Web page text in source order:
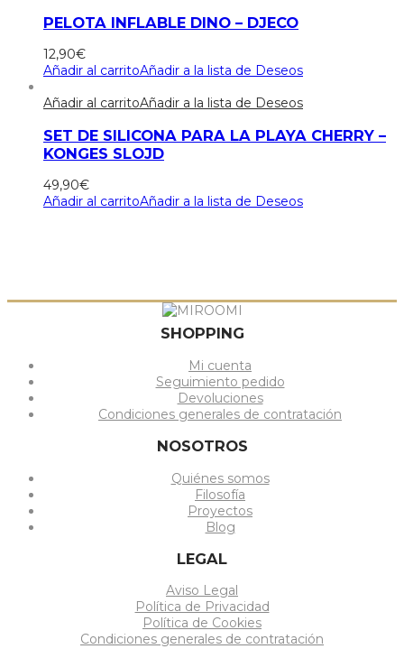
PELOTA INFLABLE DINO – DJECO
12,90€
Añadir al carritoAñadir a la lista de Deseos
Añadir al carritoAñadir a la lista de Deseos
SET DE SILICONA PARA LA PLAYA CHERRY –
KONGES SLOJD
49,90€
Añadir al carritoAñadir a la lista de Deseos
SHOPPING
Mi cuenta
Seguimiento pedido
Devoluciones
Condiciones generales de contratación
NOSOTROS
Quiénes somos
Filosofía
Proyectos
Blog
LEGAL
Aviso Legal
Política de Privacidad
Política de Cookies
Condiciones generales de contratación